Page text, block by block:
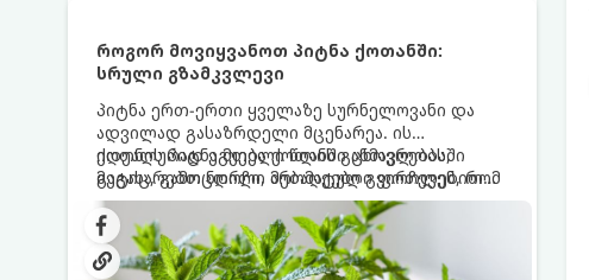
როგორ მოვიყვანოთ პიტნა ქოთანში:
სრული გზამკვლევი
პიტნა ერთ-ერთი ყველაზე სურნელოვანი და
ადვილად გასაზრდელი მცენარეა. ის
იდეალურად ეგუება ქოთანში ცხოვრებას,
მეტიც, გამოცდილი მებაღეები გვირჩევენ, რომ
პიტნა მხოლოდ ქოთანში მოვიყვანოთ, რადგან
ღია გრუნტში (ბაღში) დარგვისას ის ფესვებით
ძალიან სწრაფად ვრცელდება და სხვა
მცენარეებს ავიწროებს.
ქოთნის პიტნა მთელი წლის განმავლობაში
გაგახარებთ ნორჩი, არომატული ფოთლებით
ჩაის, ლიმონათისა თუ კერძებისთვის.